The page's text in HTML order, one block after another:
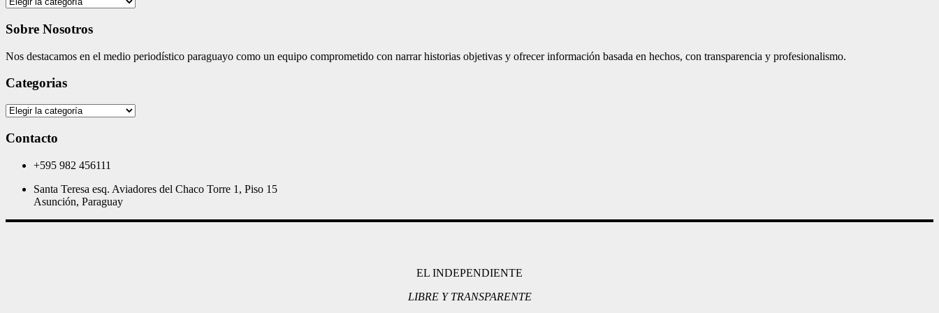
Sobre Nosotros
Nos destacamos en el medio periodístico paraguayo como un equipo comprometido con narrar historias objetivas y ofrecer información basada en hechos, con transparencia y profesionalismo.
Categorias
Categorias
Contacto
+595 982 456111
Santa Teresa esq. Aviadores del Chaco Torre 1, Piso 15
Asunción, Paraguay
EL INDEPENDIENTE
LIBRE Y TRANSPARENTE